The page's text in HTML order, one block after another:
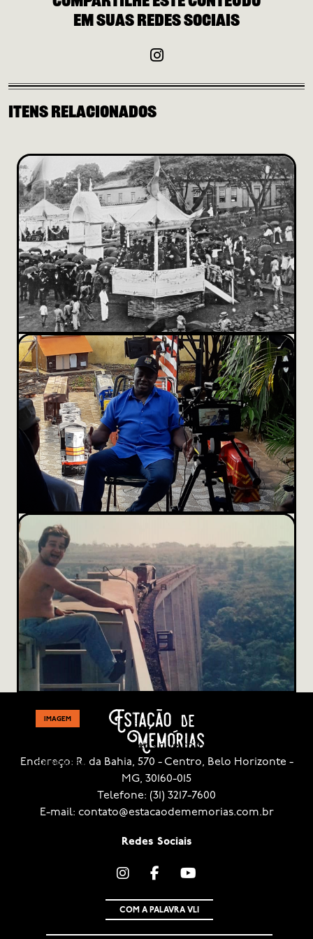
em suas redes sociais
Itens relacionados
ÁUDIO
Pare, olhe e escute!
VÍDEO
Conheça algumas das histórias de Uberaba
IMAGEM
Navegue pelas imagens que compõem nossa
exposição!
Endereço: R. da Bahia, 570 - Centro, Belo Horizonte -
MG, 30160-015
Telefone: (31) 3217-7600
E-mail: contato@estacaodememorias.com.br
Redes Sociais
COM A PALAVRA VLI